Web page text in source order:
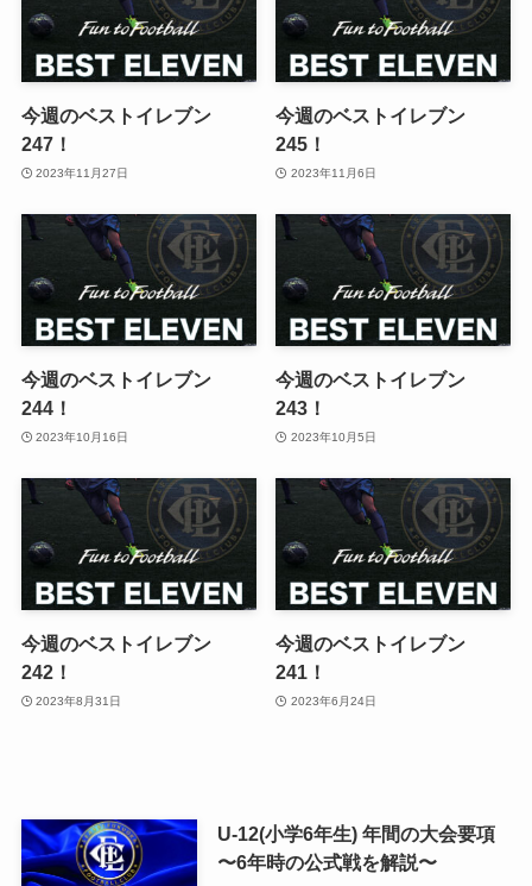
今週のベストイレブン
247！
2023年11月27日
今週のベストイレブン
245！
2023年11月6日
今週のベストイレブン
244！
2023年10月16日
今週のベストイレブン
243！
2023年10月5日
今週のベストイレブン
242！
2023年8月31日
今週のベストイレブン
241！
2023年6月24日
U-12(小学6年生) 年間の大会要項
〜6年時の公式戦を解説〜